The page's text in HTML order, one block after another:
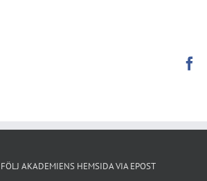
FÖLJ AKADEMIENS HEMSIDA VIA EPOST